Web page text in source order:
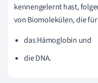
kennengelernt hast,
von Biomolekülen, die
das Hämoglobin und
die DNA.